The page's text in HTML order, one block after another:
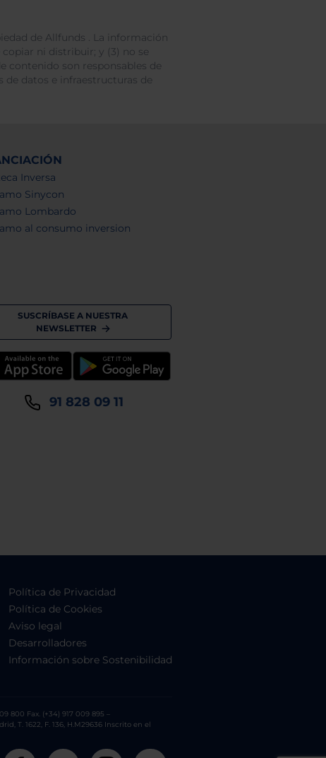
de Allfunds . La información
ni distribuir; y (3) no se
contenido son responsables de
de datos e infraestructuras de
Inversa
Sinycon
Lombardo
al consumo inversion
SUSCRÍBASE A NUESTRA
NEWSLETTER
91 828 09 11
Política de Privacidad
Política de Cookies
Aviso legal
Desarrolladores
Información sobre Sostenibilidad
800 Fax. (+34) 917 009 895 –
T. 1622, F. 136, H.M29636 Inscrito en el